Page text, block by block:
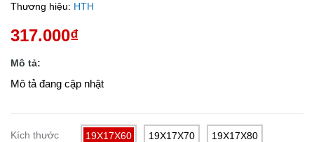
Thương hiệu: HTH
317.000₫
Mô tả:
Mô tả đang cập nhật
Kích thước 19X17X60 19X17X70 19X17X80